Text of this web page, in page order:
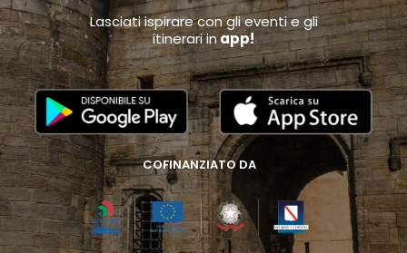
Lasciati ispirare con gli eventi e gli
itinerari inapp!
COFINANZIATO DA